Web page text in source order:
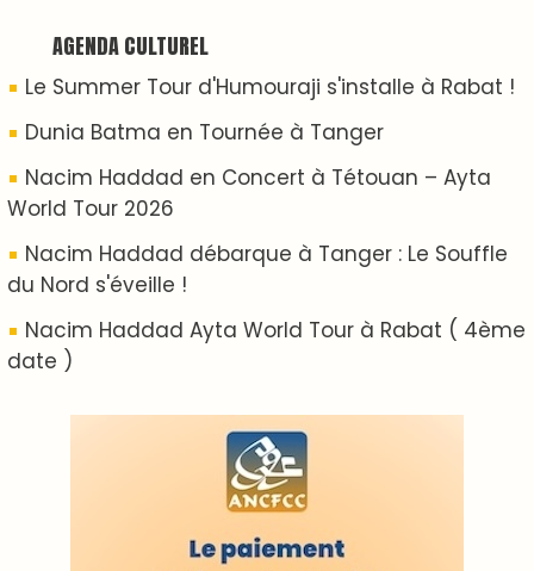
ABOUT US
A propos de L'ODJ
VOS CONTRIBUTIONS
Proposer votre article
L'ODJ LIVE TV
WEB RADIO R212
Copyright © 2022 Groupe de presse Arrissala
Ce site utilise Google Analytics. En continuant à naviguer, vous nous
autorisez à déposer un cookie à des fins de mesure d'audience
Plan du site| Syndication